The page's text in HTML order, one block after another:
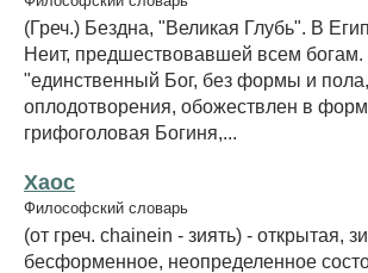
(Греч.) Бездна, "Великая Глубь". В
Неит, предшествовавшей всем богам.
"единственный Бог, без формы и
оплодотворения, обожествлен в
грифоголовая Богиня,...
Хаос
Философский словарь
(от греч. chainein - зиять) - открытая,
бесформенное, неопределенное